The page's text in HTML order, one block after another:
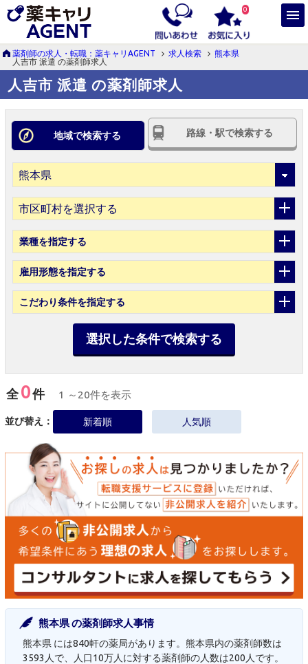
0
薬剤師の求人・転職：薬キャリAGENT 求人検索
熊本県
人吉市 派遣 の薬剤師求人
人吉市 派遣 の薬剤師求人
地域で検索する 路線・駅で検索する
市区町村を選択する
業種を指定する
雇用形態を指定する
こだわり条件を指定する
選択した条件で検索する
全0件 1 ～20件を表示
並び替え： 新着順 人気順
熊本県 の薬剤師求人事情
熊本県 には840軒の薬局があります。熊本県内の薬剤師数は
3593人で、人口10万人に対する薬剤師の人数は200人です。